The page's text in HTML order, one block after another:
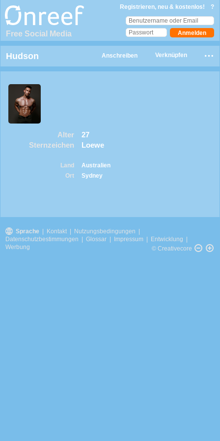
Free Social Media
Registrieren, neu & kostenlos! ?
Hudson Verknüpfen
Anschreiben
Alter
27
Sternzeichen
Loewe
Land
Australien
Ort
Sydney
Sprache Kontakt Nutzungsbedingungen
Datenschutzbestimmungen
Glossar Impressum Entwicklung
Werbung
© Creativecore